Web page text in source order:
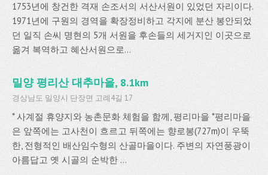
1753년에 창건한 격재 손조서의 서산서원이 있었던 자리이다.
1971년에 구원의 경역을 확장정비하고 각지에 분산 봉안되었
던 일직 손씨 명현의 5개 서원을 후손들의 세거지인 이곳으로
옮겨 복역하고 혜산서원으로...
밀양 평리산 대추마을, 8.1km
경상남도 밀양시 단장면 고례4길 17
* 사계절 휴양지와 농촌문화 체험을 함께, 평리마을 *평리마을
은 앞쪽에는 고사천이 흐르고 뒤쪽에는 향로봉(727m)이 우뚝
한, 전형적인 배산임수형의 산골마을이다. 주변의 자연풍광이
아름답고 옛 시골의 순박한 ...